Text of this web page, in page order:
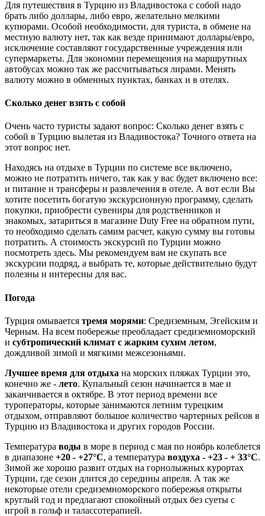
Для путешествия в Турцию из Владивостока с собой надо
брать либо доллары, либо евро, желательно мелкими
купюрами. Особой необходимости, для туриста, в обмене на
местную валюту нет, так как везде принимают доллары/евро,
исключение составляют государственные учреждения или
супермаркеты. Для экономии перемещения на маршрутных
автобусах можно так же рассчитываться лирами. Менять
валюту можно в обменных пунктах, банках и в отелях.
Сколько денег взять с собой
Очень часто туристы задают вопрос: Сколько денег взять с
собой в Турцию вылетая из Владивостока? Точного ответа на
этот вопрос нет.
Находясь на отдыхе в Турции по системе все включено,
можно не потратить ничего, так как у вас будет включено все:
и питание и трансферы и развлечения в отеле. А вот если Вы
хотите посетить богатую экскурсионную программу, сделать
покупки, приобрести сувениры для родственников и
знакомых, затариться в магазине Duty Free на обратном пути,
то необходимо сделать самим расчет, какую сумму вы готовы
потратить. А стоимость экскурсий по Турции можно
посмотреть здесь. Мы рекомендуем вам не скупать все
экскурсии подряд, а выбрать те, которые действительно будут
полезны и интересны для вас.
Погода
Турция омывается тремя морями: Средиземным, Эгейским и
Черным. На всем побережье преобладает средиземноморский
и субтропический климат с жарким сухим летом,
дождливой зимой и мягкими межсезоньями.
Лучшее время для отдыха на морских пляжах Турции это,
конечно же - лето. Купальный сезон начинается в мае и
заканчивается в октябре. В этот период времени все
туроператоры, которые занимаются летним турецким
отдыхом, отправляют большое количество чартерных рейсов в
Турцию из Владивостока и других городов России.
Температура воды в море в период с мая по ноябрь колеблется
в диапазоне +20 - +27°С, а температура воздуха - +23 - + 33°С.
Зимой же хорошо развит отдых на горнолыжных курортах
Турции, где сезон длится до середины апреля. А так же
некоторые отели средиземноморского побережья открыты
круглый год и предлагают спокойный отдых без суеты с
игрой в гольф и талассотерапией.